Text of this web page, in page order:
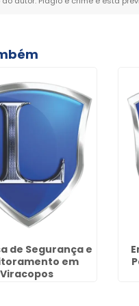
de Segurança e
em
Viracopos